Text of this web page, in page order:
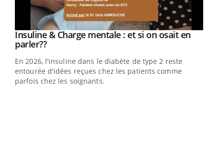
Youtube
Insuline & Charge mentale : et si on osait en
parler??Youtube
En 2026, l'insuline dans le diabète de type 2 reste
entourée d'idées reçues chez les patients comme
parfois chez les soignants.